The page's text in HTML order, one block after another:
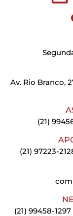
Av. Rio Branco,
(21)
(21) 97223-
(21) 99458-1297